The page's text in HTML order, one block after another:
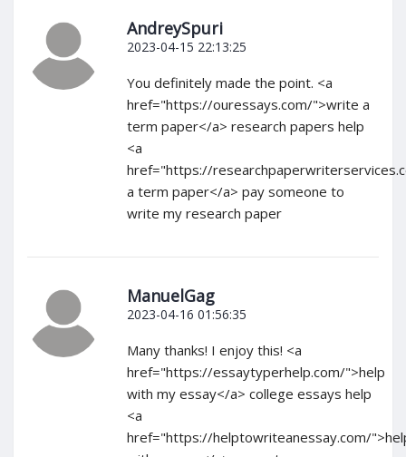
AndreySpuri
2023-04-15 22:13:25
You definitely made the point. <a
href="https://ouressays.com/">write a
term paper</a> research papers help
<a
href="https://
a term paper</a> pay someone to
write my research paper
ManuelGag
2023-04-16 01:56:35
Many thanks! I enjoy this! <a
href="https://essaytyperhelp.com/">help
with my essay</a> college essays help
<a
href="https://helptowriteanessay.com/